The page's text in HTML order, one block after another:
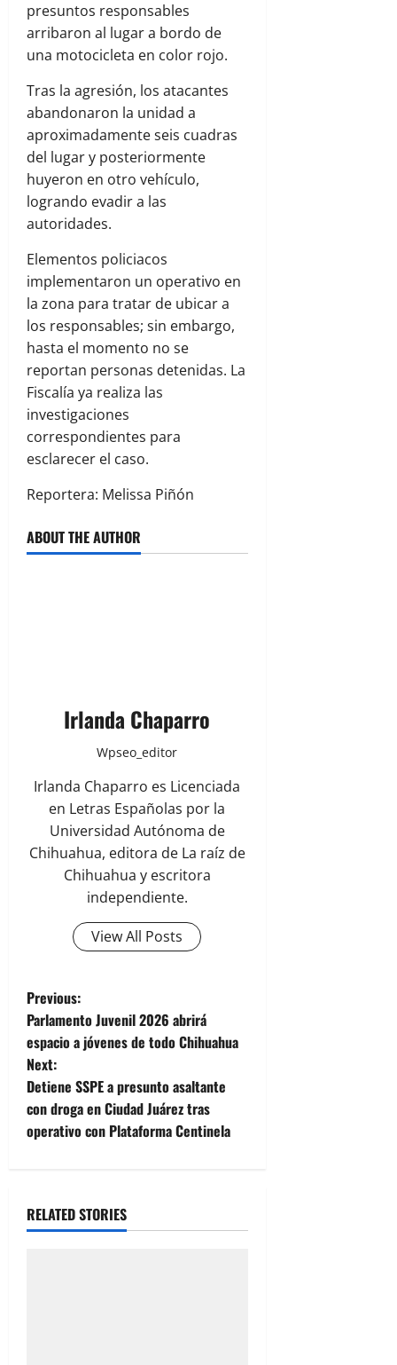
presuntos responsables
arribaron al lugar a bordo de
una motocicleta en color rojo.
Tras la agresión, los atacantes
abandonaron la unidad a
aproximadamente seis cuadras
del lugar y posteriormente
huyeron en otro vehículo,
logrando evadir a las
autoridades.
Elementos policiacos
implementaron un operativo en
la zona para tratar de ubicar a
los responsables; sin embargo,
hasta el momento no se
reportan personas detenidas. La
Fiscalía ya realiza las
investigaciones
correspondientes para
esclarecer el caso.
Reportera: Melissa Piñón
ABOUT THE AUTHOR
Irlanda Chaparro
Wpseo_editor
Irlanda Chaparro es Licenciada
en Letras Españolas por la
Universidad Autónoma de
Chihuahua, editora de La raíz de
Chihuahua y escritora
independiente.
View All Posts
P
o
s
t
n
v
Previous:
Parlamento Juvenil 2026 abrirá
espacio a jóvenes de todo Chihuahua
Next:
Detiene SSPE a presunto asaltante
con droga en Ciudad Juárez tras
operativo con Plataforma Centinela
RELATED STORIES